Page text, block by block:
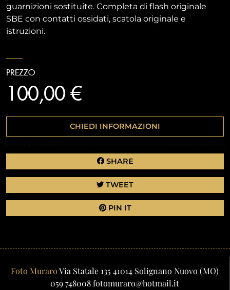
guarnizioni sostituite. Completa di flash originale
SBE con contatti ossidati, scatola originale e
istruzioni.
PREZZO
100,00 €
CHIEDI INFORMAZIONI
SHARE
TWEET
PIN IT
Foto MuraroVia Statale 135 41014 Solignano Nuovo (MO)
059 748008fotomuraro@hotmail.it